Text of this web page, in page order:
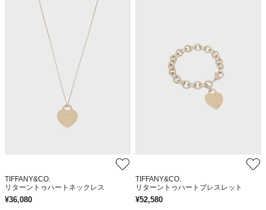
TIFFANY&CO.
リターントゥハートネックレス
¥36,080
TIFFANY&CO.
リターントゥハートブレスレット
¥52,580